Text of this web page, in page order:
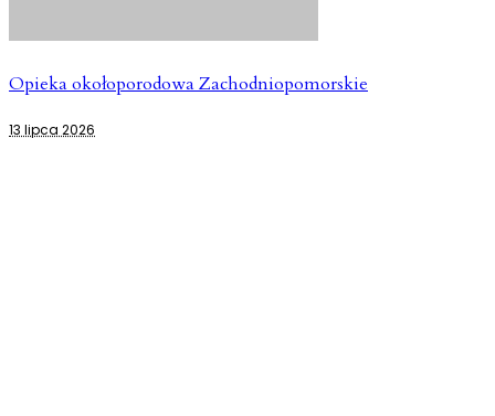
Opieka okołoporodowa Zachodniopomorskie
13 lipca 2026